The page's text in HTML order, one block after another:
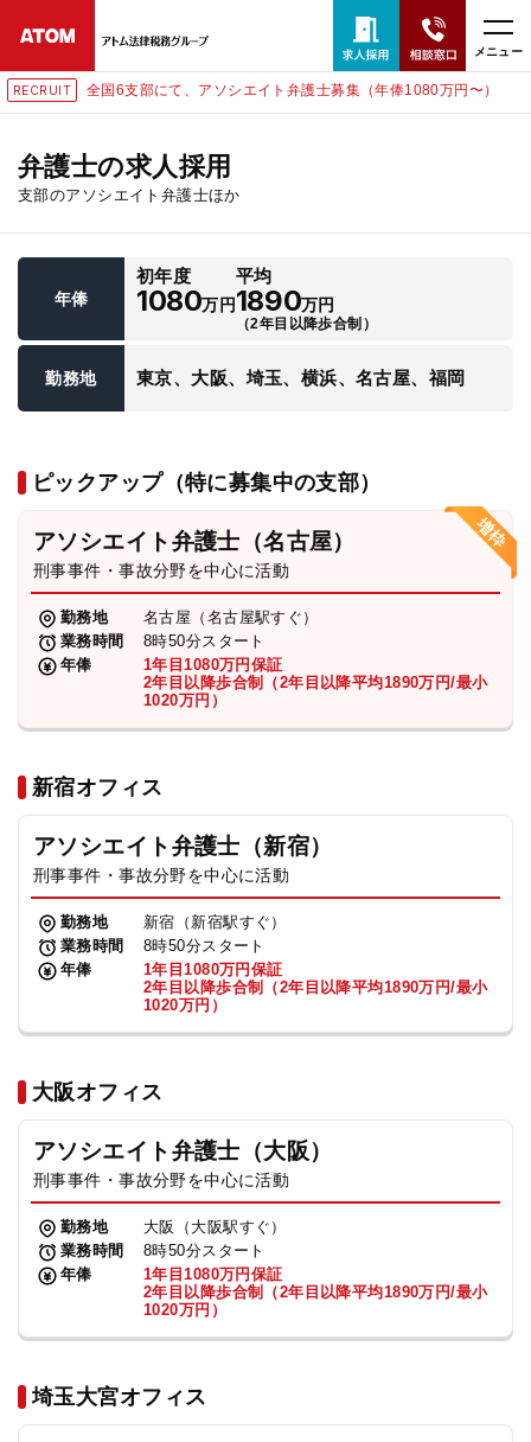
メニュー
RECRUIT 全国6支部にて、アソシエイト弁護士募集（年俸1080万円〜）
弁護士の求人採用
支部のアソシエイト弁護士ほか
年俸
初年度
1080万円
平均
1890万円
（2年目以降歩合制）
勤務地 東京、大阪、埼玉、横浜、名古屋、福岡
ピックアップ（特に募集中の支部）
アソシエイト弁護士（名古屋）
刑事事件・事故分野を中心に活動
勤務地
名古屋（名古屋駅すぐ）
業務時間
8時50分スタート
年俸
1年目1080万円保証
2年目以降歩合制（2年目以降平均1890万円/最小
1020万円）
新宿オフィス
アソシエイト弁護士（新宿）
刑事事件・事故分野を中心に活動
勤務地
新宿（新宿駅すぐ）
業務時間
8時50分スタート
年俸
1年目1080万円保証
2年目以降歩合制（2年目以降平均1890万円/最小
1020万円）
大阪オフィス
アソシエイト弁護士（大阪）
刑事事件・事故分野を中心に活動
勤務地
大阪（大阪駅すぐ）
業務時間
8時50分スタート
年俸
1年目1080万円保証
2年目以降歩合制（2年目以降平均1890万円/最小
1020万円）
埼玉大宮オフィス
24時間365日全国対応
無料相談窓口はこちら
弁護士・税理士
費用
求人採用
お知らせ
特設サイト
相談先情報サイト
法人グループ
プライバシーポリシー 利用規約
TikTok受賞 定義集 動画集